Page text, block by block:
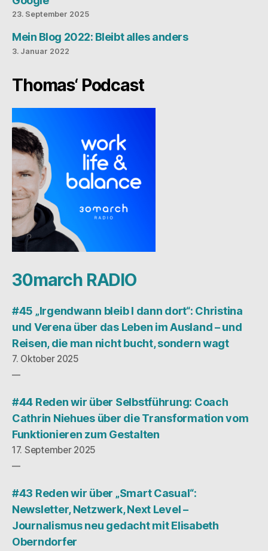
23. September 2025
Mein Blog 2022: Bleibt alles anders
3. Januar 2022
Thomas‘ Podcast
30march RADIO
#45 „Irgendwann bleib I dann dort“: Christina
und Verena über das Leben im Ausland – und
Reisen, die man nicht bucht, sondern wagt
7. Oktober 2025
#44 Reden wir über Selbstführung: Coach
Cathrin Niehues über die Transformation vom
Funktionieren zum Gestalten
17. September 2025
#43 Reden wir über „Smart Casual“:
Newsletter, Netzwerk, Next Level –
Journalismus neu gedacht mit Elisabeth
Oberndorfer